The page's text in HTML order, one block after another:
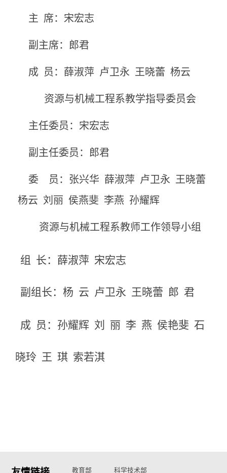
主 席：宋宏志
副主席：郎君
成 员：薛淑萍 卢卫永 王晓蕾 杨云
资源与机械工程系教学指导委员会
主任委员：宋宏志
副主任委员：郎君
委 员：张兴华 薛淑萍 卢卫永 王晓蕾
杨云 刘丽 侯燕斐 李燕 孙耀辉
资源与机械工程系教师工作领导小组
组 长：薛淑萍 宋宏志
副组长：杨 云 卢卫永 王晓蕾 郎 君
成 员：孙耀辉 刘 丽 李 燕 侯艳斐 石
晓玲 王 琪 索若淇
教育部 科学技术部